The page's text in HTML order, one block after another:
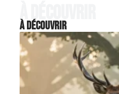
À découvrir
À découvrir